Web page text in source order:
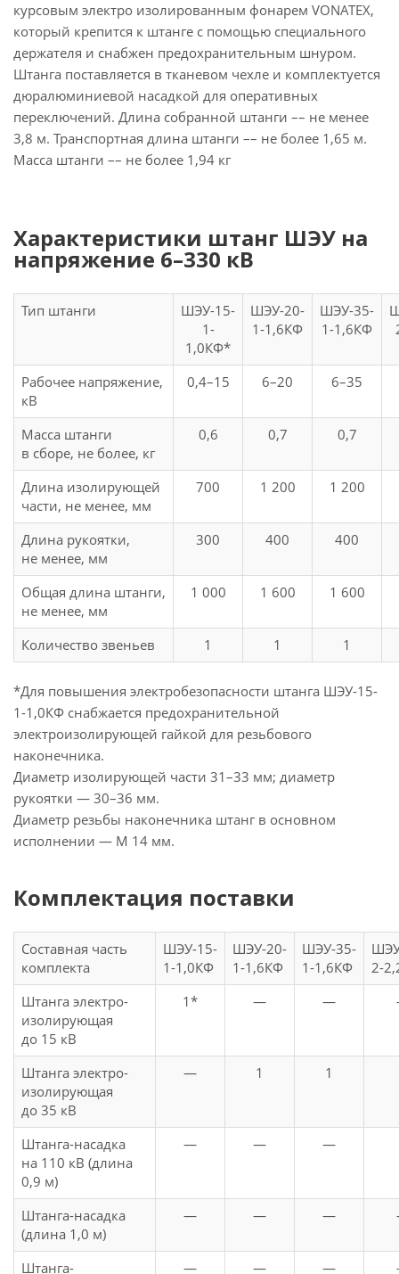
курсовым электро изолированным фонарем VONATEX,
который крепится к штанге с помощью специального
держателя и снабжен предохранительным шнуром.
Штанга поставляется в тканевом чехле и комплектуется
дюралюминиевой насадкой для оперативных
переключений. Длина собранной штанги –– не менее
3,8 м. Транспортная длина штанги –– не более 1,65 м.
Масса штанги –– не более 1,94 кг
Характеристики штанг ШЭУ на
напряжение 6–330 кВ
Тип штанги
ШЭУ-15-
1-
1,0КФ*
ШЭУ-20-
1-1,6КФ
ШЭУ-35-
1-1,6КФ
Рабочее напряжение,
кВ
0,4–15 6–20 6–35
Масса штанги
в сборе, не более, кг
0,6 0,7 0,7
Длина изолирующей
части, не менее, мм
700 1 200 1 200
Длина рукоятки,
не менее, мм
300 400 400
Общая длина штанги,
не менее, мм
1 000 1 600 1 600
Количество звеньев 1 1 1
*Для повышения электробезопасности штанга ШЭУ-15-
1-1,0КФ снабжается предохранительной
электроизолирующей гайкой для резьбового
наконечника.
Диаметр изолирующей части 31–33 мм; диаметр
рукоятки — 30–36 мм.
Диаметр резьбы наконечника штанг в основном
исполнении — М 14 мм.
Комплектация поставки
Составная часть
комплекта
ШЭУ-15-
1-1,0КФ
ШЭУ-20-
1-1,6КФ
ШЭУ-35-
1-1,6КФ
2-
Штанга электро-
изолирующая
до 15 кВ
1* — —
Штанга электро-
изолирующая
до 35 кВ
— 1 1
Штанга-насадка
на 110 кВ (длина
0,9 м)
— — —
Штанга-насадка
(длина 1,0 м)
— — —
Штанга- — — —